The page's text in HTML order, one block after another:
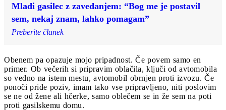
Mladi gasilec z zavedanjem: “Bog me je postavil
sem, nekaj znam, lahko pomagam”
Preberite članek
Obenem pa opazuje mojo pripadnost. Če povem samo en
primer. Ob večerih si pripravim oblačila, ključi od avtomobila
so vedno na istem mestu, avtomobil obrnjen proti izvozu. Če
ponoči pride poziv, imam tako vse pripravljeno, niti poslovim
se ne od žene ali hčerke, samo oblečem se in že sem na poti
proti gasilskemu domu.